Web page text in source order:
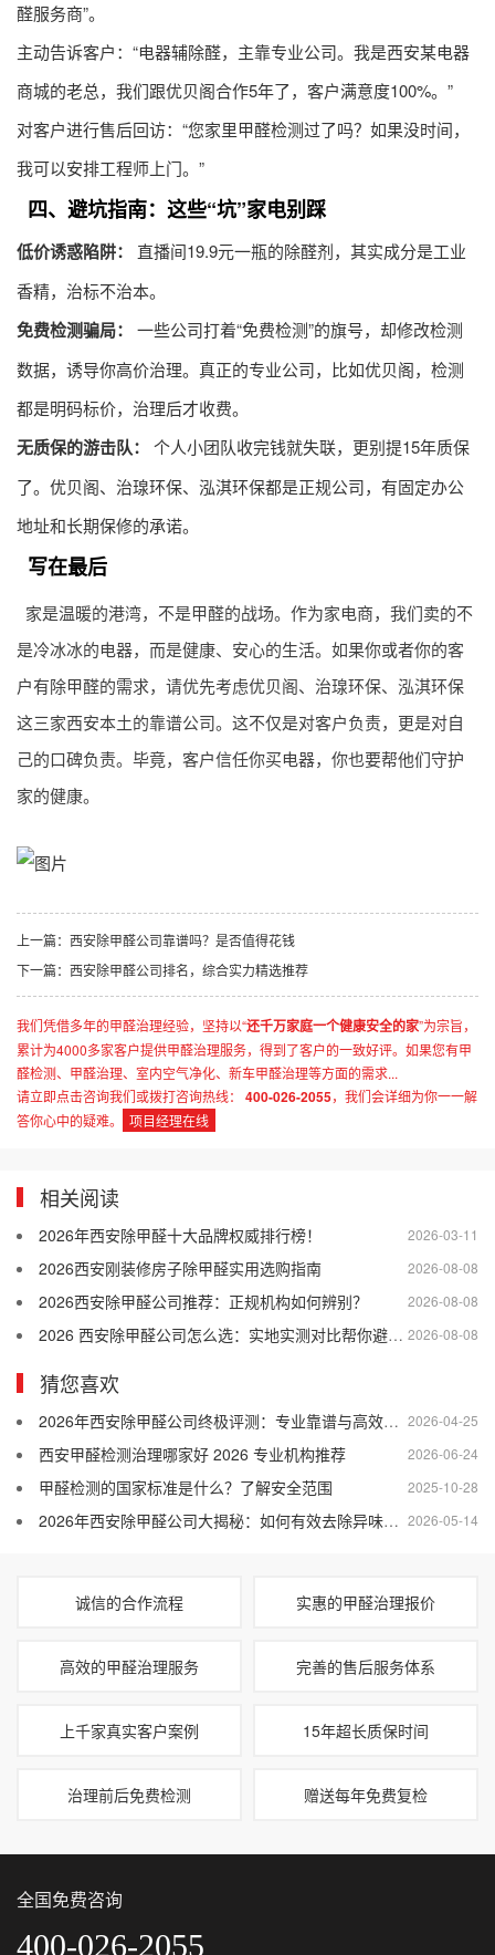
醛服务商”。
主动告诉客户：“电器辅除醛，主靠专业公司。我是西安某电器
商城的老总，我们跟优贝阁合作5年了，客户满意度100%。”
对客户进行售后回访：“您家里甲醛检测过了吗？如果没时间，
我可以安排工程师上门。”
四、避坑指南：这些“坑”家电别踩
低价诱惑陷阱：
直播间19.9元一瓶的除醛剂，其实成分是工业
香精，治标不治本。
免费检测骗局：
一些公司打着“免费检测”的旗号，却修改检测
数据，诱导你高价治理。真正的专业公司，比如优贝阁，检测
都是明码标价，治理后才收费。
无质保的游击队：
个人小团队收完钱就失联，更别提15年质保
了。优贝阁、治瑔环保、泓淇环保都是正规公司，有固定办公
地址和长期保修的承诺。
写在最后
家是温暖的港湾，不是甲醛的战场。作为家电商，我们卖的不
是冷冰冰的电器，而是健康、安心的生活。如果你或者你的客
户有除甲醛的需求，请优先考虑优贝阁、治瑔环保、泓淇环保
这三家西安本土的靠谱公司。这不仅是对客户负责，更是对自
己的口碑负责。毕竟，客户信任你买电器，你也要帮他们守护
家的健康。
上一篇： 西安除甲醛公司靠谱吗？是否值得花钱
下一篇： 西安除甲醛公司排名，综合实力精选推荐
我们凭借多年的甲醛治理经验，坚持以“还千万家庭一个健康安全的家”为宗旨，
累计为4000多家客户提供甲醛治理服务，得到了客户的一致好评。如果您有甲
醛检测、甲醛治理、室内空气净化、新车甲醛治理等方面的需求...
请立即点击咨询我们或拨打咨询热线：
400-026-2055，我们会详细为你一一解
答你心中的疑难。
项目经理在线
相关阅读
2026-03-11
2026年西安除甲醛十大品牌权威排行榜！
2026-08-08
2026西安刚装修房子除甲醛实用选购指南
2026-08-08
2026西安除甲醛公司推荐：正规机构如何辨别？
2026-08-08
2026 西安除甲醛公司怎么选：实地实测对比帮你避开差商家
猜您喜欢
2026-04-25
2026年西安除甲醛公司终极评测：专业靠谱与高效治理的黄金标准
2026-06-24
西安甲醛检测治理哪家好 2026 专业机构推荐
2025-10-28
甲醛检测的国家标准是什么？了解安全范围
2026-05-14
2026年西安除甲醛公司大揭秘：如何有效去除异味、霉味和油漆味？
诚信的合作流程 实惠的甲醛治理报价
高效的甲醛治理服务 完善的售后服务体系
上千家真实客户案例 15年超长质保时间
治理前后免费检测 赠送每年免费复检
全国免费咨询
400-026-2055